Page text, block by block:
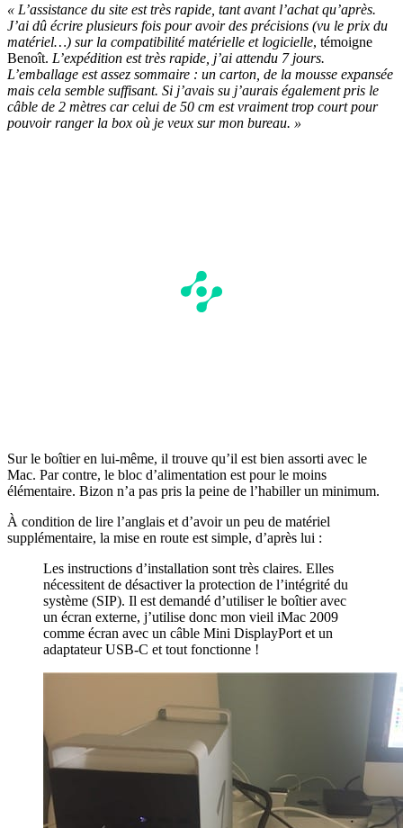
« L’assistance du site est très rapide, tant avant l’achat qu’après.
J’ai dû écrire plusieurs fois pour avoir des précisions (vu le prix du
matériel…) sur la compatibilité matérielle et logicielle, témoigne
Benoît. L’expédition est très rapide, j’ai attendu 7 jours.
L’emballage est assez sommaire : un carton, de la mousse expansée
mais cela semble suffisant. Si j’avais su j’aurais également pris le
câble de 2 mètres car celui de 50 cm est vraiment trop court pour
pouvoir ranger la box où je veux sur mon bureau. »
Sur le boîtier en lui-même, il trouve qu’il est bien assorti avec le
Mac. Par contre, le bloc d’alimentation est pour le moins
élémentaire. Bizon n’a pas pris la peine de l’habiller un minimum.
À condition de lire l’anglais et d’avoir un peu de matériel
supplémentaire, la mise en route est simple, d’après lui :
Les instructions d’installation sont très claires. Elles
nécessitent de désactiver la protection de l’intégrité du
système (SIP). Il est demandé d’utiliser le boîtier avec
un écran externe, j’utilise donc mon vieil iMac 2009
comme écran avec un câble Mini DisplayPort et un
adaptateur USB-C et tout fonctionne !